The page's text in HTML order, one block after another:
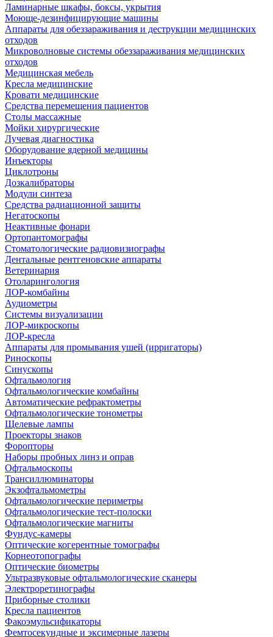
Ламинарные шкафы, боксы, укрытия
Моюще-дезинфицирующие машины
Аппараты для обеззараживания и деструкции медицинских
отходов
Микроволновые системы обеззараживания медицинских
отходов
Медицинская мебель
Кресла медицинские
Кровати медицинские
Средства перемещения пациентов
Столы массажные
Мойки хирургические
Лучевая диагностика
Оборудование ядерной медицины
Инъекторы
Циклотроны
Дозкалибраторы
Модули синтеза
Средства радиационной защиты
Негатоскопы
Неактивные фонари
Ортопантомографы
Стоматологические радиовизиографы
Дентальные рентгеновские аппараты
Ветеринария
Отоларингология
ЛОР-комбайны
Аудиометры
Системы визуализации
ЛОР-микроскопы
ЛОР-кресла
Аппараты для промывания ушей (ирригаторы)
Риноскопы
Синускопы
Офтальмология
Офтальмологические комбайны
Автоматические рефрактометры
Офтальмологические тонометры
Щелевые лампы
Проекторы знаков
Форопторы
Наборы пробных линз и оправ
Офтальмоскопы
Трансиллюминаторы
Экзофтальмометры
Офтальмологические периметры
Офтальмологические тест-полоски
Офтальмологические магниты
Фундус-камеры
Оптические когерентные томографы
Корнеотопографы
Оптические биометры
Ультразвуковые офтальмологические сканеры
Электроретинографы
Приборные столики
Кресла пациентов
Факоэмульсификаторы
Фемтосекундные и эксимерные лазеры